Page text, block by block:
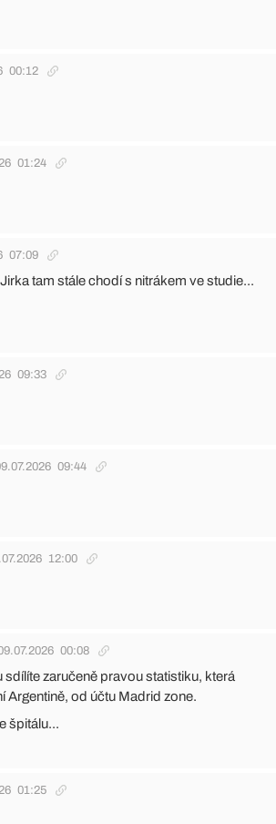
00:12
01:24
07:09
tam stále chodí s nitrákem ve studie...
09:33
09:44
12:00
00:08
sdílíte zaručeně pravou statistiku, která
Argentině, od účtu Madrid zone.
špitálu...
01:25